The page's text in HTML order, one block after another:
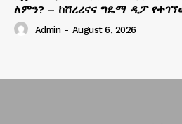
ለምን? – ከሸረሪናና ግዴማ ዲፖ
Admin - August 6, 2026